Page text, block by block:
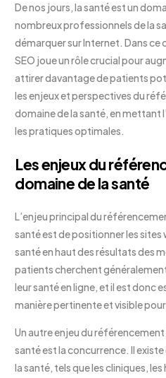
De nos jours, la santé est un
nombreux professionnels de la
démarquer sur Internet. Dans
SEO joue un rôle crucial pour
attirer davantage de patients
les enjeux et perspectives du
domaine de la santé, en mettant
les pratiques optimales.
Les enjeux du
domaine de la santé
L’enjeu principal du
santé est de positionner les
santé en haut des résultats des
patients cherchent
leur santé en ligne, et il est donc
manière pertinente et visible
Un autre enjeu du référencement
santé est la concurrence. Il
la santé, tels que les cliniques,